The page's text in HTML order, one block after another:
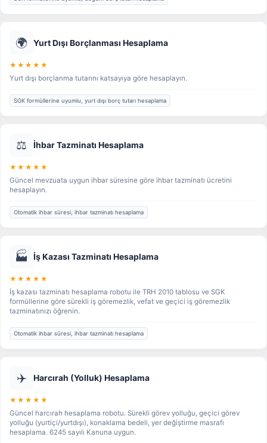
🌍 Yurt Dışı Borçlanması Hesaplama
★★★★★
Yurt dışı borçlanma tutarını katsayıya göre hesaplayın.
SGK formüllerine uyumlu, yurt dışı borç tutarı hesaplama
⚖️ İhbar Tazminatı Hesaplama
★★★★★
Güncel mevzuata uygun ihbar süresine göre ihbar tazminatı ücretini
hesaplayın.
Otomatik ihbar süresi, ihbar tazminatı hesaplama
🏭 İş Kazası Tazminatı Hesaplama
★★★★★
İş kazası tazminatı hesaplama robotu ile TRH 2010 tablosu ve SGK
formüllerine göre sürekli iş göremezlik, vefat ve geçici iş göremezlik
tazminatınızı öğrenin.
Otomatik ihbar süresi, ihbar tazminatı hesaplama
✈️ Harcırah (Yolluk) Hesaplama
★★★★★
Güncel harcırah hesaplama robotu. Sürekli görev yolluğu, geçici görev
yolluğu (yurtiçi/yurtdışı), konaklama bedeli, yer değiştirme masrafı
hesaplama. 6245 sayılı Kanuna uygun.